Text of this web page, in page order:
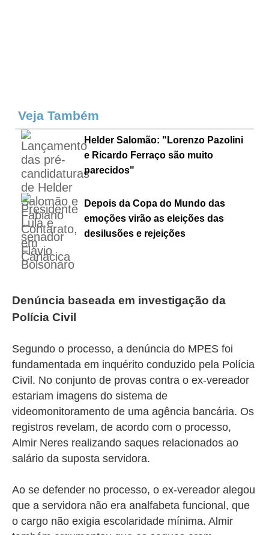
Veja Também
Helder Salomão: "Lorenzo Pazolini
e Ricardo Ferraço são muito
parecidos"
Depois da Copa do Mundo das
emoções virão as eleições das
desilusões e rejeições
Denúncia baseada em investigação da
Polícia Civil
Segundo o processo, a denúncia do MPES foi
fundamentada em inquérito conduzido pela Polícia
Civil. No conjunto de provas contra o ex-vereador
estariam imagens do sistema de
videomonitoramento de uma agência bancária. Os
registros revelam, de acordo com o processo,
Almir Neres realizando saques relacionados ao
salário da suposta servidora.
Ao se defender no processo, o ex-vereador alegou
que a servidora não era analfabeta funcional, que
o cargo não exigia escolaridade mínima. Almir